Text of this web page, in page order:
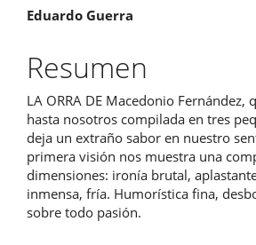
Contenido
principal
del
artículo
Eduardo Guerra
Resumen
LA ORRA DE Macedonio Fernández,
hasta nosotros compilada en tres
deja un extraño sabor en nuestro
primera visión nos muestra una
dimensiones: ironía brutal,
inmensa, fría. Humorística fina,
sobre todo pasión.